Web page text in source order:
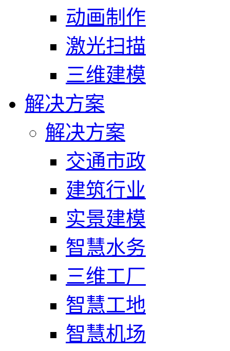
动画制作
激光扫描
三维建模
解决方案
解决方案
交通市政
建筑行业
实景建模
智慧水务
三维工厂
智慧工地
智慧机场